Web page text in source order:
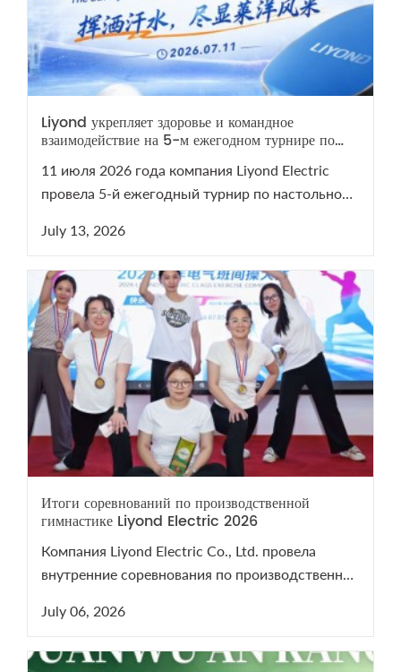
Liyond укрепляет здоровье и командное
взаимодействие на 5-м ежегодном турнире по
11 июля 2026 года компания Liyond Electric
провела 5-й ежегодный турнир по настольному
напомнило о важности здоровья. Смотрите
July 13, 2026
Итоги соревнований по производственной
гимнастике Liyond Electric 2026
Компания Liyond Electric Co., Ltd. провела
внутренние соревнования по производственной
сотрудников.
July 06, 2026